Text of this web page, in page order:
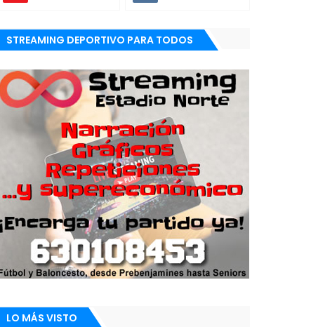
STREAMING DEPORTIVO PARA TODOS
LO MÁS VISTO